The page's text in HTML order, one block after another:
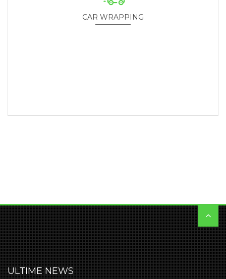
CAR WRAPPING
ULTIME NEWS